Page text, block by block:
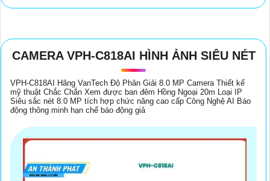
CAMERA VPH-C818AI HÌNH ẢNH SIÊU NÉT
VPH-C818AI Hãng VanTech Độ Phân Giải 8.0 MP Camera Thiết kế
mỹ thuật Chắc Chắn Xem được ban đêm Hồng Ngoại 20m Loại IP
Siêu sắc nét 8.0 MP tích hợp chức năng cao cấp Công Nghệ AI Báo
động thông minh hạn chế báo động giả